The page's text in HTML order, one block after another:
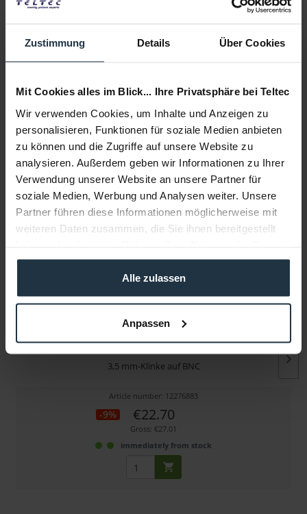
Zustimmung Details Über Cookies
Mit Cookies alles im Blick... Ihre Privatsphäre bei Teltec
Wir verwenden Cookies, um Inhalte und Anzeigen zu
personalisieren, Funktionen für soziale Medien anbieten
zu können und die Zugriffe auf unsere Website zu
analysieren. Außerdem geben wir Informationen zu Ihrer
Verwendung unserer Website an unsere Partner für
soziale Medien, Werbung und Analysen weiter. Unsere
Partner führen diese Informationen möglicherweise mit
weiteren Daten zusammen, die Sie ihnen bereitgestellt
gesammelt haben.
Alle zulassen
Anpassen
Hauptmerkmale Adapterkabel um Geräte mit Standard
Media
Manufacturer & Product Safety Information
Folgende Infos zum Hersteller sind verfübar......more
More articles from +++ Tentacle Sync +++ look at
3,5 mm-Klinke auf BNC
Article number: 12276883
-9% €22.70
Gross: €27.01
immediately from stock